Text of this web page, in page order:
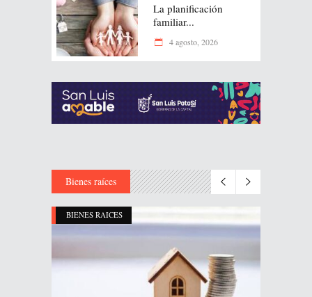
La planificación
familiar...
4 agosto, 2026
Bienes raíces
BIENES RAICES